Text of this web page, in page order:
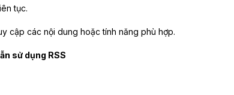
tục.
cập các nội dung hoặc tính năng phù hợp.
sử dụng RSS